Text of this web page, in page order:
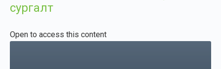
сургалт
Open to access this content